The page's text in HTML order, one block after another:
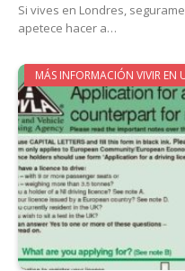
Si vives en Londres,
apetece hacer a…
MÁS INFORMACIÓN VIVIR EN